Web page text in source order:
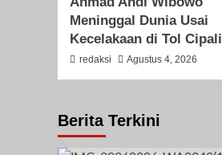
Meninggal Dunia Usai
Kecelakaan di Tol Cipali
redaksi Agustus 4, 2026
Berita Terkini